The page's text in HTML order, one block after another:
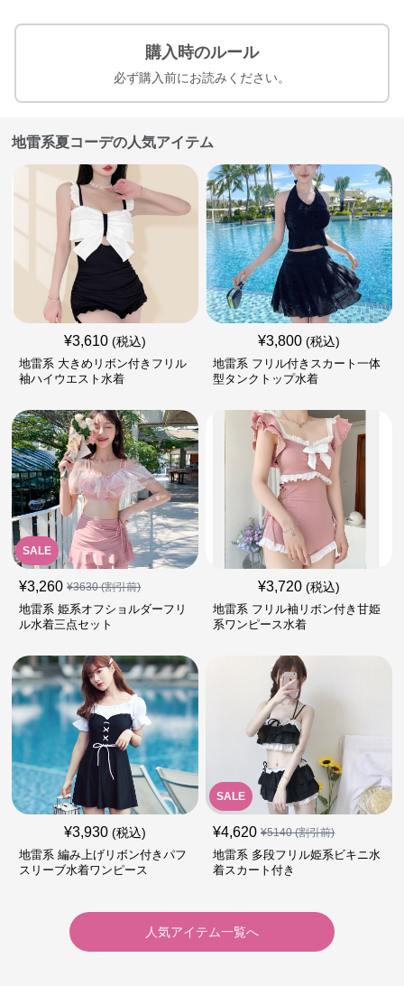
購入時のルール
必ず購入前にお読みください。
地雷系夏コーデの人気アイテム
¥3,610 (税込)
地雷系 大きめリボン付きフリル
袖ハイウエスト水着
¥3,800 (税込)
地雷系 フリル付きスカート一体
型タンクトップ水着
SALE
¥3,260 ¥3630(割引前)
地雷系 姫系オフショルダーフリ
ル水着三点セット
¥3,720 (税込)
地雷系 フリル袖リボン付き甘姫
系ワンピース水着
¥3,930 (税込)
地雷系 編み上げリボン付きパフ
スリーブ水着ワンピース
SALE
¥4,620 ¥5140(割引前)
地雷系 多段フリル姫系ビキニ水
着スカート付き
人気アイテム一覧へ